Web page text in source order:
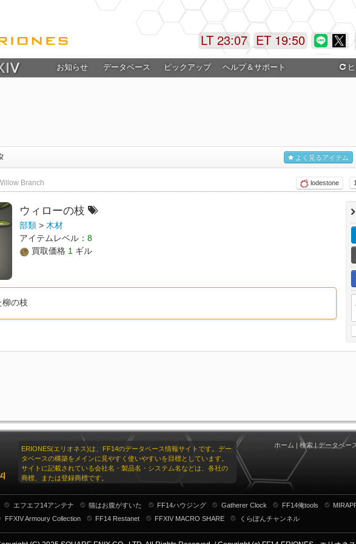
ET 19:50
LT 23:07
お知らせ データベース ピックアップ ヘルプ＆サポート
よく見るアイテム
Branch lodestone
ウィローの枝
部類 > 木材
アイテムレベル： 8
買取価格 1 ギル
柳の枝
ERIONES(エリオネス)は、FF14のデータベース情報サイトです。デー
タベースの構築をメインに見やすく使いやすいを目標としています。
サイトに記載されている会社名・製品名・システム名などは、各社の
商標、または登録商標です。
ホーム 検索| データベー
エフエフ14アンテナ 猫はお腹がすいた FF14ハウジング Gatherer Clock FF14俺tools
FFXIV Armoury Collection FF14 Restanet FFXIV MACRO SHARE くらぽんチャンネル